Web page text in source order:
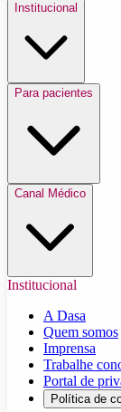
Institucional
Para pacientes
Canal Médico
Institucional
A Dasa
Quem somos
Imprensa
Trabalhe
Portal de
Política de